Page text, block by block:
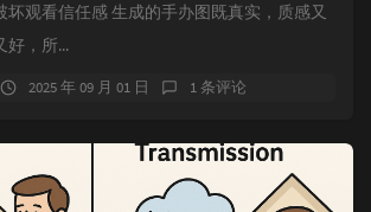
坏观看信任感 生成的手办图既真实，质感又
好，所...
2025 年 09 月 01 日 1 条评论